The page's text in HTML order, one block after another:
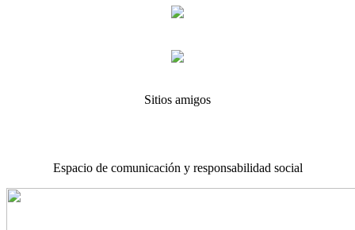
Sitios amigos
Espacio de comunicación y responsabilidad social